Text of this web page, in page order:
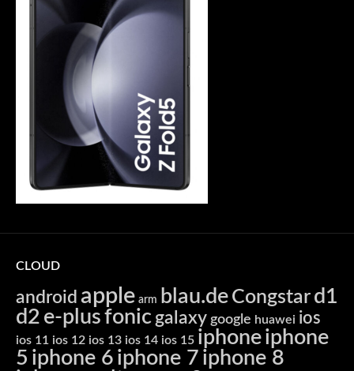
CLOUD
android apple arm blau.de Congstar d1
d2 e-plusfonic galaxy google huawei ios
ios 11 ios 12 ios 13 ios 14 ios 15 iphoneiphone
5 iphone 6 iphone 7 iphone 8